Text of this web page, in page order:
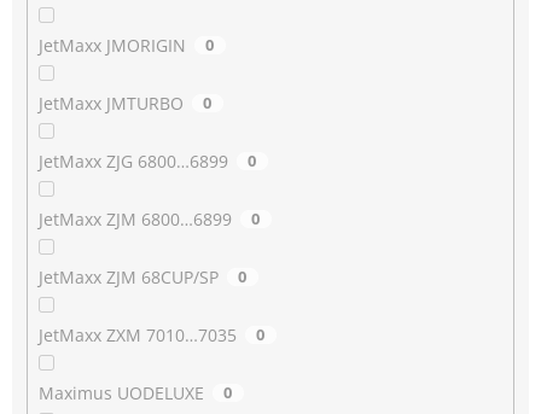
JetMaxx JMORIGIN 0
JetMaxx JMTURBO 0
JetMaxx ZJG 6800…6899 0
JetMaxx ZJM 6800…6899 0
JetMaxx ZJM 68CUP/SP 0
JetMaxx ZXM 7010…7035 0
Maximus UODELUXE 0